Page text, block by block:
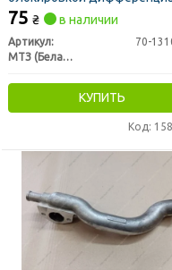
МТЗ (пр-во МТЗ)
75 ₴ в наличии
Артикул:
70-
МТЗ (Беларусь)
КУПИТЬ
Код: